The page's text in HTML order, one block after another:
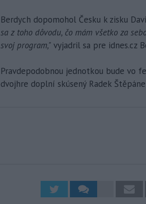
Berdych dopomohol Česku k zisku
sa z toho dôvodu, čo mám všetko za
svoj program," vyjadril sa pre idnes.cz
Pravdepodobnou jednotkou bude vo
dvojhre doplní skúsený Radek